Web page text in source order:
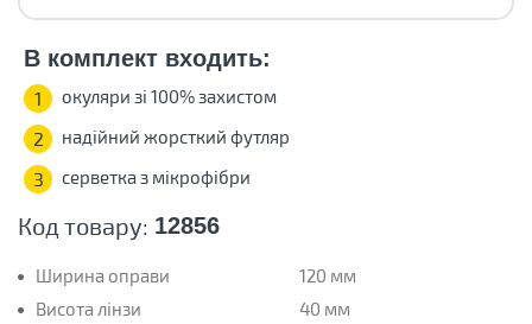
Код товару: 12856
Ширина оправи
120 мм
Висота лінзи
40 мм
В комплект входить:
1 окуляри зі 100% захистом
2 надійний жорсткий футляр
3 серветка з мікрофібри